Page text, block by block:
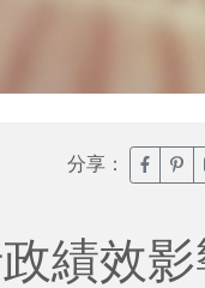
分享： 臉書分
噗
績效影